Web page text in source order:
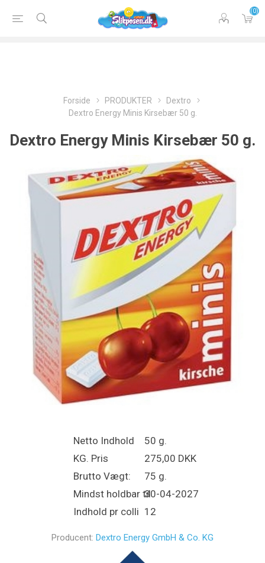
(0)
Forside PRODUKTER
Dextro
Dextro Energy Minis Kirsebær 50 g.
Dextro Energy Minis Kirsebær 50 g.
Netto Indhold
50 g.
KG. Pris
275,00 DKK
Brutto Vægt:
75 g.
Mindst holdbar til30-04-2027
Indhold pr colli 12
Producent: Dextro Energy ­GmbH & Co. KG